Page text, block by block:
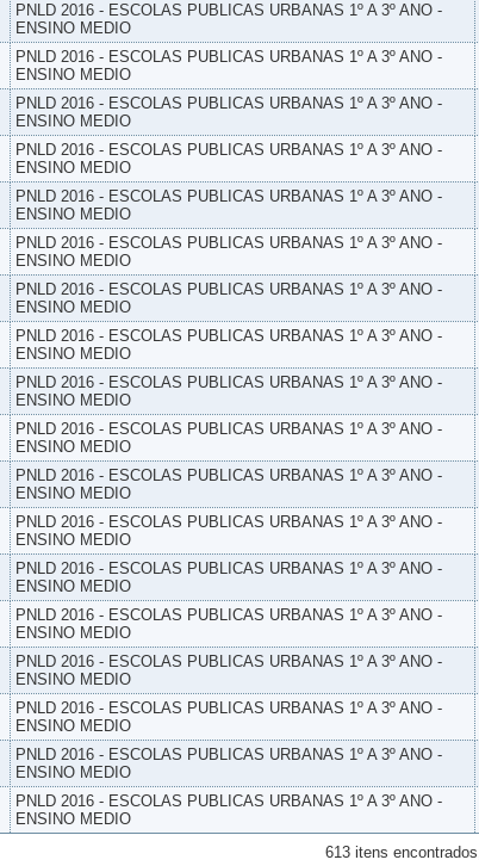
PNLD 2016 - ESCOLAS PUBLICAS URBANAS 1º A 3º ANO -
ENSINO MEDIO
PNLD 2016 - ESCOLAS PUBLICAS URBANAS 1º A 3º ANO -
ENSINO MEDIO
PNLD 2016 - ESCOLAS PUBLICAS URBANAS 1º A 3º ANO -
ENSINO MEDIO
PNLD 2016 - ESCOLAS PUBLICAS URBANAS 1º A 3º ANO -
ENSINO MEDIO
PNLD 2016 - ESCOLAS PUBLICAS URBANAS 1º A 3º ANO -
ENSINO MEDIO
PNLD 2016 - ESCOLAS PUBLICAS URBANAS 1º A 3º ANO -
ENSINO MEDIO
PNLD 2016 - ESCOLAS PUBLICAS URBANAS 1º A 3º ANO -
ENSINO MEDIO
PNLD 2016 - ESCOLAS PUBLICAS URBANAS 1º A 3º ANO -
ENSINO MEDIO
PNLD 2016 - ESCOLAS PUBLICAS URBANAS 1º A 3º ANO -
ENSINO MEDIO
PNLD 2016 - ESCOLAS PUBLICAS URBANAS 1º A 3º ANO -
ENSINO MEDIO
PNLD 2016 - ESCOLAS PUBLICAS URBANAS 1º A 3º ANO -
ENSINO MEDIO
PNLD 2016 - ESCOLAS PUBLICAS URBANAS 1º A 3º ANO -
ENSINO MEDIO
PNLD 2016 - ESCOLAS PUBLICAS URBANAS 1º A 3º ANO -
ENSINO MEDIO
PNLD 2016 - ESCOLAS PUBLICAS URBANAS 1º A 3º ANO -
ENSINO MEDIO
PNLD 2016 - ESCOLAS PUBLICAS URBANAS 1º A 3º ANO -
ENSINO MEDIO
PNLD 2016 - ESCOLAS PUBLICAS URBANAS 1º A 3º ANO -
ENSINO MEDIO
PNLD 2016 - ESCOLAS PUBLICAS URBANAS 1º A 3º ANO -
ENSINO MEDIO
PNLD 2016 - ESCOLAS PUBLICAS URBANAS 1º A 3º ANO -
ENSINO MEDIO
613 itens